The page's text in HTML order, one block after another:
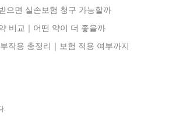
으면 실손보험 청구 가능할까
비교｜어떤 약이 더 좋을까
작용 총정리｜보험 적용 여부까지
.